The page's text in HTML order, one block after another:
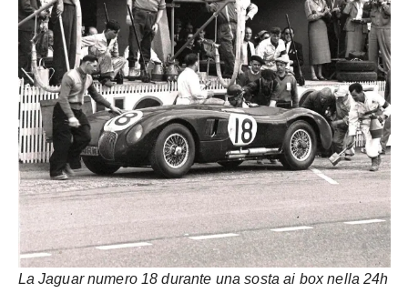
La Jaguar numero 18 durante una sosta ai box nella 24h